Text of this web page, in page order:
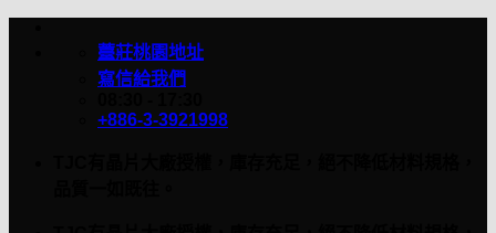
薹莊桃園地址
寫信給我們
+886-3-3921998